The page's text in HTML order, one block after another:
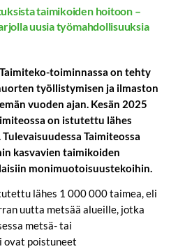
taimikoiden hoitoon –
uusia työmahdollisuuksia
toiminnassa on tehty
työllistymisen ja ilmaston
vuoden ajan. Kesän 2025
on istutettu lähes
Taimiteossa
kasvavien taimikoiden
monimuotoisuustekoihin.
lähes 1 000 000 taimea, eli
uutta metsää alueille, jotka
metsä- tai
ovat poistuneet